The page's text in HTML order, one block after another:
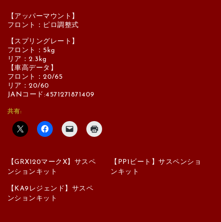
【アッパーマウント】
フロント：ピロ調整式
【スプリングレート】
フロント：5kg
リア：2.3kg
【車高データ】
フロント：20/65
リア：20/60
JANコード:4571271871409
共有:
【GRX120マークX】サスペ
ンションキット
【PP1ビート】サスペンショ
ンキット
【KA9レジェンド】サスペ
ンションキット